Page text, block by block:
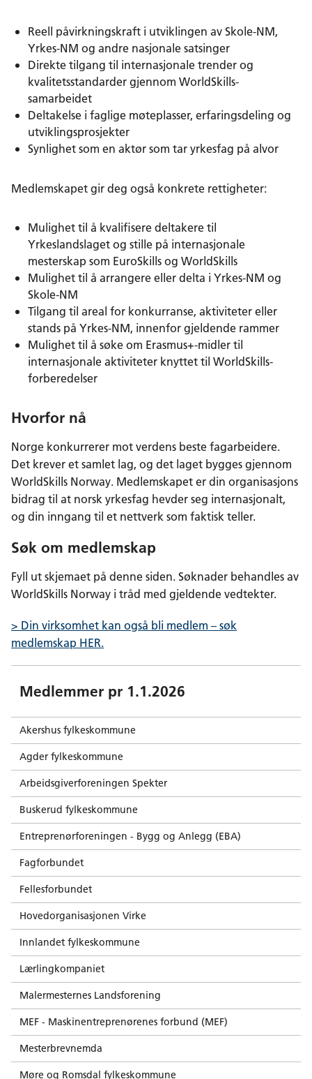
Reell påvirkningskraft i utviklingen av Skole-NM,
Yrkes-NM og andre nasjonale satsinger
Direkte tilgang til internasjonale trender og
kvalitetsstandarder gjennom WorldSkills-
samarbeidet
Deltakelse i faglige møteplasser, erfaringsdeling og
utviklingsprosjekter
Synlighet som en aktør som tar yrkesfag på alvor
Medlemskapet gir deg også konkrete rettigheter:
Mulighet til å kvalifisere deltakere til
Yrkeslandslaget og stille på internasjonale
mesterskap som EuroSkills og WorldSkills
Mulighet til å arrangere eller delta i Yrkes-NM og
Skole-NM
Tilgang til areal for konkurranse, aktiviteter eller
stands på Yrkes-NM, innenfor gjeldende rammer
Mulighet til å søke om Erasmus+-midler til
internasjonale aktiviteter knyttet til WorldSkills-
forberedelser
Hvorfor nå
Norge konkurrerer mot verdens beste fagarbeidere.
Det krever et samlet lag, og det laget bygges gjennom
WorldSkills Norway. Medlemskapet er din organisasjons
bidrag til at norsk yrkesfag hevder seg internasjonalt,
og din inngang til et nettverk som faktisk teller.
Søk om medlemskap
Fyll ut skjemaet på denne siden. Søknader behandles av
WorldSkills Norway i tråd med gjeldende vedtekter.
> Din virksomhet kan også bli medlem – søk
medlemskap HER.
Medlemmer pr 1.1.2026
Akershus fylkeskommune
Agder fylkeskommune
Arbeidsgiverforeningen Spekter
Buskerud fylkeskommune
Entreprenørforeningen - Bygg og Anlegg (EBA)
Fagforbundet
Fellesforbundet
Hovedorganisasjonen Virke
Innlandet fylkeskommune
Lærlingkompaniet
Malermesternes Landsforening
MEF - Maskinentreprenørenes forbund (MEF)
Mesterbrevnemda
Møre og Romsdal fylkeskommune